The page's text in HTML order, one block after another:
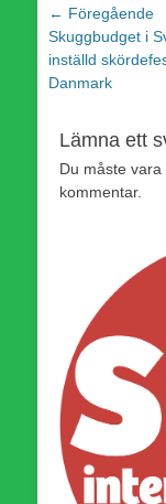
← Föregående
Föregående
inlägg:
Skuggbudget i
inställd
Danmark
Lämna ett
Du måste vara
kommentar.